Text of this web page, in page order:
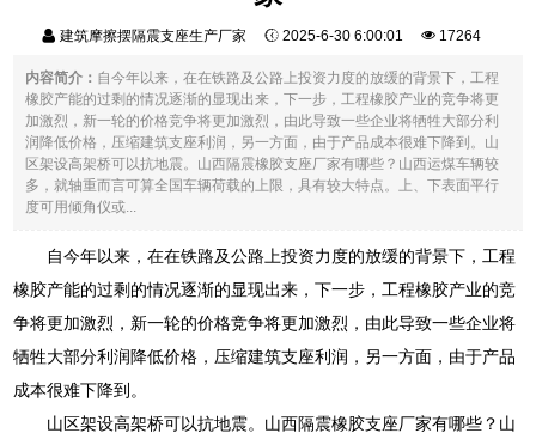
建筑摩擦摆隔震支座生产厂家 2025-6-30 6:00:01 17264
内容简介： 自今年以来，在在铁路及公路上投资力度的放缓的背景下，工程
橡胶产能的过剩的情况逐渐的显现出来，下一步，工程橡胶产业的竞争将更
加激烈，新一轮的价格竞争将更加激烈，由此导致一些企业将牺牲大部分利
润降低价格，压缩建筑支座利润，另一方面，由于产品成本很难下降到。山
区架设高架桥可以抗地震。山西隔震橡胶支座厂家有哪些？山西运煤车辆较
多，就轴重而言可算全国车辆荷载的上限，具有较大特点。上、下表面平行
度可用倾角仪或...
自今年以来，在在铁路及公路上投资力度的放缓的背景下，工程
橡胶产能的过剩的情况逐渐的显现出来，下一步，工程橡胶产业的竞
争将更加激烈，新一轮的价格竞争将更加激烈，由此导致一些企业将
牺牲大部分利润降低价格，压缩建筑支座利润，另一方面，由于产品
成本很难下降到。
山区架设高架桥可以抗地震。山西隔震橡胶支座厂家有哪些？山